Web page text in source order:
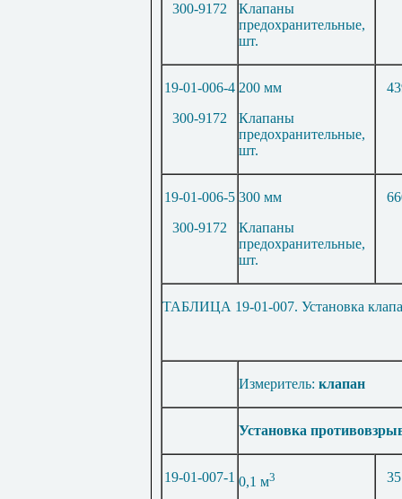
300-9172
Клапаны
предохранительные,
шт.
19-01-006-4
300-9172
200 мм
Клапаны
предохранительные,
шт.
19-01-006-5
300-9172
300 мм
Клапаны
предохранительные,
шт.
ТАБЛИЦА 19-01-007. Установка
Измеритель: клапан
Установка
19-01-007-1 0,1 м3